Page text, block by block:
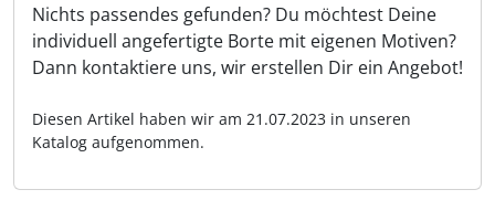
Nichts passendes gefunden? Du möchtest Deine
individuell angefertigte Borte mit eigenen Motiven?
Dann kontaktiere uns, wir erstellen Dir ein Angebot!
Diesen Artikel haben wir am 21.07.2023 in unseren
Katalog aufgenommen.